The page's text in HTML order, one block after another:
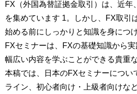
FX（外国為替証拠金取引）は、近年
を集めています 1。しかし、FX取引
始める前にしっかりと知識を身につ
FXセミナーは、FXの基礎知識から実
幅広い内容を学ぶことができる貴重
本稿では、日本のFXセミナーについ
ライン、初心者向け・上級者向けな